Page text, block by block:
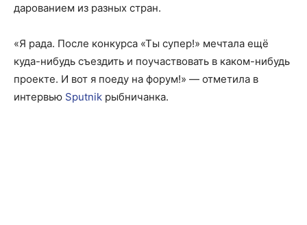
дарованием из разных стран.
«Я рада. После конкурса «Ты супер!» мечтала ещё
куда-нибудь съездить и поучаствовать в каком-нибудь
проекте. И вот я поеду на форум!» — отметила в
интервью Sputnik рыбничанка.